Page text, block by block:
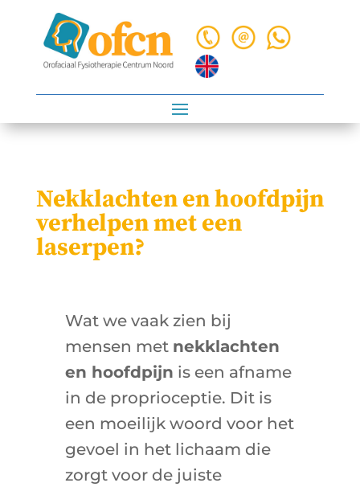
Nekklachten en hoofdpijn
verhelpen met een
laserpen?
Wat we vaak zien bij
mensen met nekklachten
en hoofdpijn is een afname
in de proprioceptie. Dit is
een moeilijk woord voor het
gevoel in het lichaam die
zorgt voor de juiste